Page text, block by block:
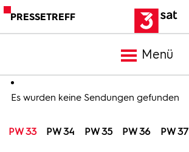
PRESSETREFF
Menü
Meldungen
Programm
Es wurden keine Sendungen gefunden
PW 33 PW 34 PW 35 PW 36 PW 37